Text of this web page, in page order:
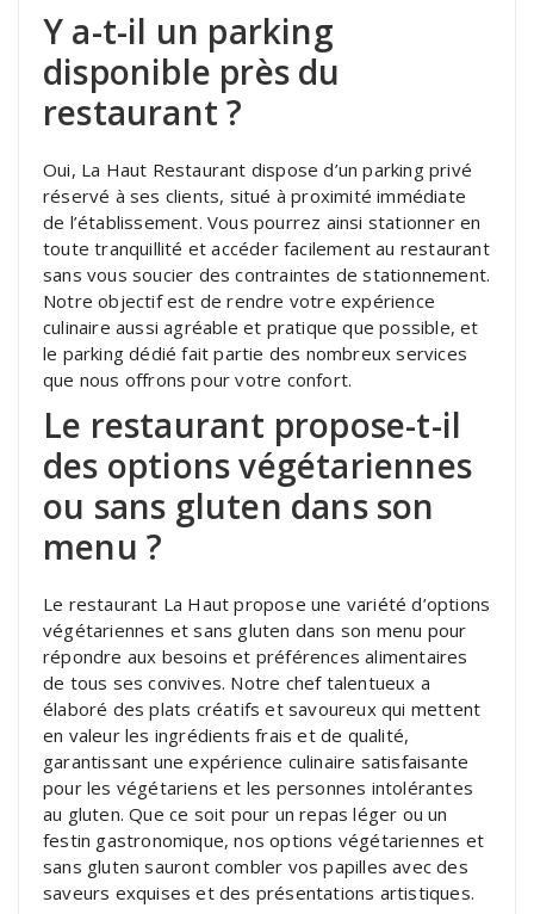
Y a-t-il un parking
disponible près du
restaurant ?
Oui, La Haut Restaurant dispose d’un parking privé
réservé à ses clients, situé à proximité immédiate
de l’établissement. Vous pourrez ainsi stationner en
toute tranquillité et accéder facilement au restaurant
sans vous soucier des contraintes de stationnement.
Notre objectif est de rendre votre expérience
culinaire aussi agréable et pratique que possible, et
le parking dédié fait partie des nombreux services
que nous offrons pour votre confort.
Le restaurant propose-t-il
des options végétariennes
ou sans gluten dans son
menu ?
Le restaurant La Haut propose une variété d’options
végétariennes et sans gluten dans son menu pour
répondre aux besoins et préférences alimentaires
de tous ses convives. Notre chef talentueux a
élaboré des plats créatifs et savoureux qui mettent
en valeur les ingrédients frais et de qualité,
garantissant une expérience culinaire satisfaisante
pour les végétariens et les personnes intolérantes
au gluten. Que ce soit pour un repas léger ou un
festin gastronomique, nos options végétariennes et
sans gluten sauront combler vos papilles avec des
saveurs exquises et des présentations artistiques.